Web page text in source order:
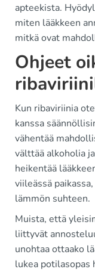
apteekista.
miten lääkkeen
mitkä ovat
Ohjeet
Kun ribaviriinia
kanssa
vähentää
välttää alkoholia
heikentää
viileässä
lämmön suhteen.
Muista, että
liittyvät
unohtaa ottaako
lukea potilasopas